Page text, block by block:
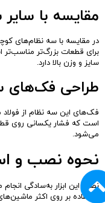
مقایسه با
برای قطعات بزرگ‌تر
سایز و وزن بالا دارد.
طراحی فک‌های
فک‌های این سه نظام از
است که فشار یکسانی روی
می‌شود.
نحوه نصب و
نصب این ابزار به‌سادگی انجام
استفاده بر روی اکثر